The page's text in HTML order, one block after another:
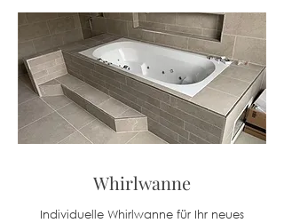
Whirlwanne
Individuelle Whirlwanne für Ihr neues